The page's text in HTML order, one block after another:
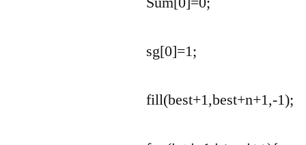
sg[0]=1;
fill(best+1,best+n+1,-1);